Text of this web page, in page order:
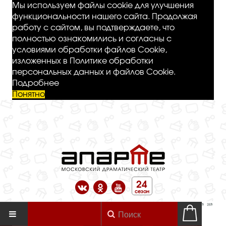
Мы используем файлы cookie для улучшения
функциональности нашего сайта. Продолжая
работу с сайтом, вы подтверждаете, что
полностью ознакомились и согласны с
условиями обработки файлов Cookie,
изложенных в Политике обработки
персональных данных и файлов Cookie.
Подробнее
Понятно
24
сезон